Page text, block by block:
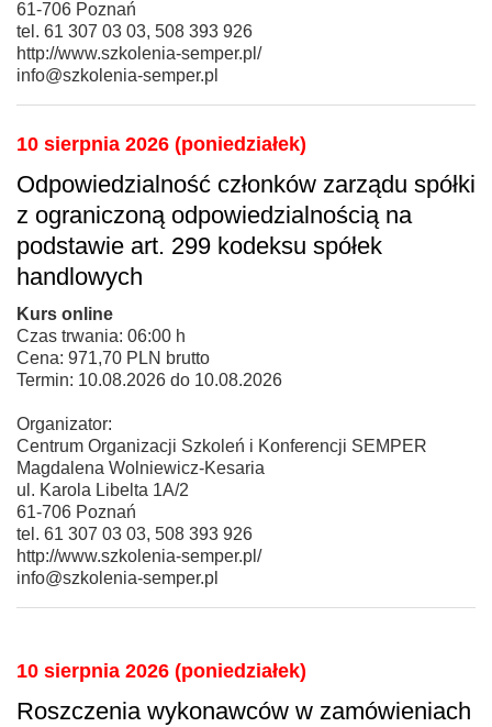
61-706 Poznań
tel. 61 307 03 03, 508 393 926
http://www.szkolenia-semper.pl/
info@szkolenia-semper.pl
10 sierpnia 2026 (poniedziałek)
Odpowiedzialność członków zarządu spółki
z ograniczoną odpowiedzialnością na
podstawie art. 299 kodeksu spółek
handlowych
Kurs online
Czas trwania: 06:00 h
Cena: 971,70 PLN brutto
Termin: 10.08.2026 do 10.08.2026
Organizator:
Centrum Organizacji Szkoleń i Konferencji SEMPER
Magdalena Wolniewicz-Kesaria
ul. Karola Libelta 1A/2
61-706 Poznań
tel. 61 307 03 03, 508 393 926
http://www.szkolenia-semper.pl/
info@szkolenia-semper.pl
10 sierpnia 2026 (poniedziałek)
Roszczenia wykonawców w zamówieniach